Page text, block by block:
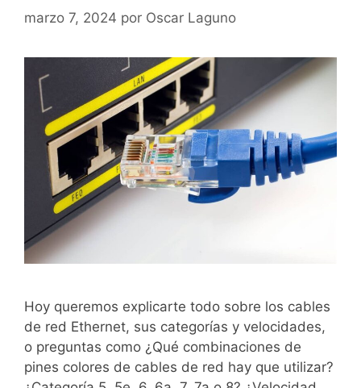
marzo 7, 2024 por Oscar Laguno
Hoy queremos explicarte todo sobre los cables
de red Ethernet, sus categorías y velocidades,
o preguntas como ¿Qué combinaciones de
pines colores de cables de red hay que utilizar?